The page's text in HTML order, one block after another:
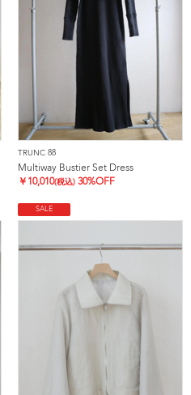
TRUNC 88
Multiway Bustier Set Dress
￥ 10,010(税込) 30%OFF
SALE